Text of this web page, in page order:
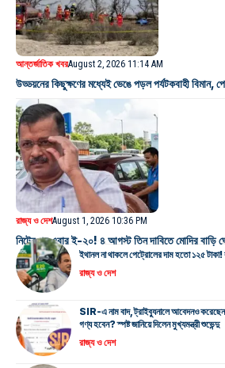
আন্তর্জাতিক খবরAugust 2, 2026 11:14 AM
উড্ডয়নের কিছুক্ষণের মধ্যেই ভেঙে পড়ল পর্যটকবাহী বিমান,
রাজ্য ও দেশAugust 1, 2026 10:36 PM
নিটের পর এবার ই-২০! ৪ আগস্ট তিন দাবিতে মোদির বাড়ি
ইথানল না থাকলে পেট্রোলের দাম হতো ১২৫ টাকা!
রাজ্য ও দেশ
SIR-এ নাম বাদ, ট্রাইব্যুনালে আবেদনও
গণ্য হবেন? স্পষ্ট জানিয়ে দিলেন মুখ্যমন্ত্রী শুভেন্দু
রাজ্য ও দেশ